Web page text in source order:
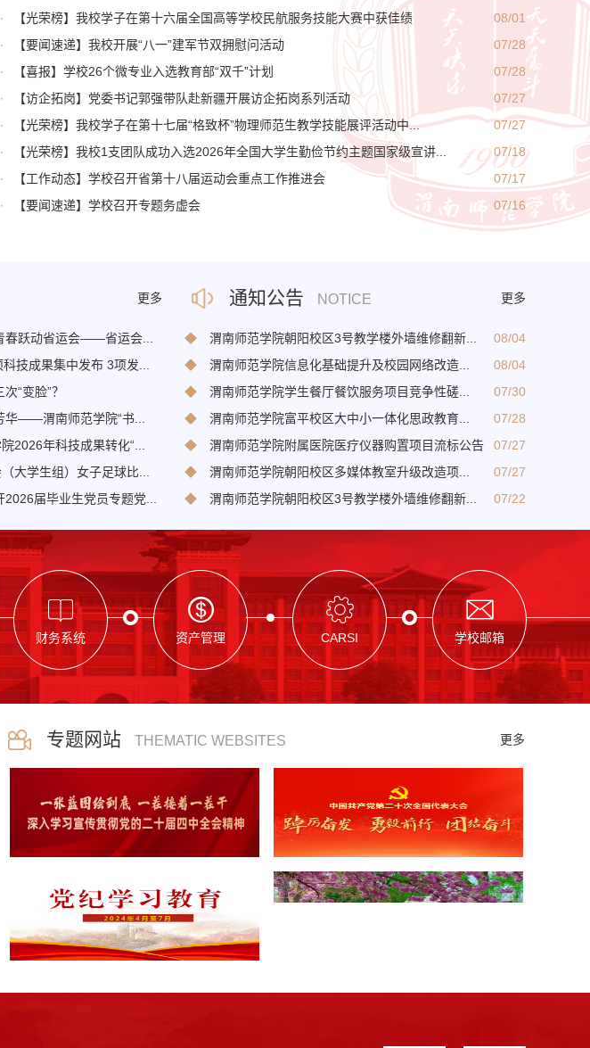
08/01
·
【光荣榜】我校学子在第十六届全国高等学校民航服务技能大赛中获佳绩
07/28
·
【要闻速递】我校开展“八一”建军节双拥慰问活动
07/28
·
【喜报】学校26个微专业入选教育部“双千”计划
07/27
·
【访企拓岗】党委书记郭强带队赴新疆开展访企拓岗系列活动
07/27
·
【光荣榜】我校学子在第十七届“格致杯”物理师范生教学技能展评活动中...
07/18
·
【光荣榜】我校1支团队成功入选2026年全国大学生勤俭节约主题国家级宣讲...
07/17
·
【工作动态】学校召开省第十八届运动会重点工作推进会
07/16
· 【要闻速递】学校召开专题务虚会
更多
春跃动省运会——省运会...
技成果集中发布 3项发...
“变脸”？
华——渭南师范学院“书...
2026年科技成果转化“...
大学生组）女子足球比...
届毕业生党员专题党...
更多
通知公告 NOTICE
◆ 渭南师范学院朝阳校区3号教学楼外墙维修翻新...
08/04
◆
渭南师范学院信息化基础提升及校园网络改造...
08/04
◆
渭南师范学院学生餐厅餐饮服务项目竞争性磋...
07/30
◆
渭南师范学院富平校区大中小一体化思政教育...
07/28
◆
渭南师范学院附属医院医疗仪器购置项目流标公告
07/27
◆
渭南师范学院朝阳校区多媒体教室升级改造项...
07/27
◆
渭南师范学院朝阳校区3号教学楼外墙维修翻新... 07/22
财务系统 资产管理 CARSI 学校邮箱
更多
专题网站 THEMATIC WEBSITES